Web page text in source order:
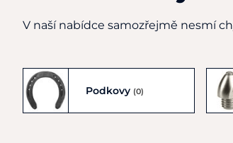
V naší nabídce samozřejmě nesmí
Podkovy (0)